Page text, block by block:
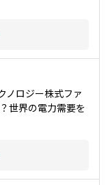
ノロジー株式ファ
世界の電力需要を